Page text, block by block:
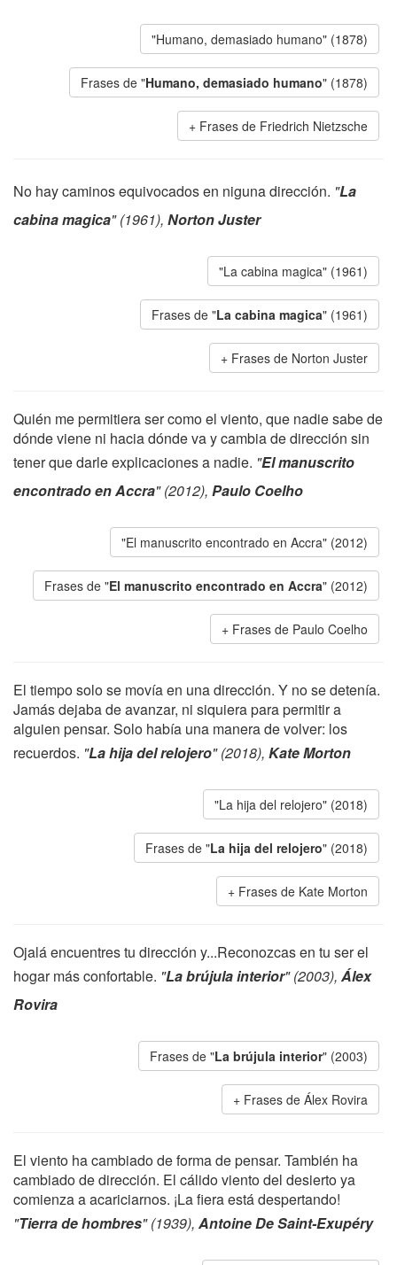
"Humano, demasiado humano" (1878)
Frases de "Humano, demasiado humano" (1878)
Frases de Friedrich Nietzsche
No hay caminos equivocados en niguna dirección. "La
cabina magica" (1961), Norton Juster
"La cabina magica" (1961)
Frases de "La cabina magica" (1961)
Frases de Norton Juster
Quién me permitiera ser como el viento, que nadie sabe de
dónde viene ni hacia dónde va y cambia de dirección sin
tener que darle explicaciones a nadie. "El manuscrito
encontrado en Accra" (2012), Paulo Coelho
"El manuscrito encontrado en Accra" (2012)
Frases de "El manuscrito encontrado en Accra" (2012)
Frases de Paulo Coelho
El tiempo solo se movía en una dirección. Y no se detenía.
Jamás dejaba de avanzar, ni siquiera para permitir a
alguien pensar. Solo había una manera de volver: los
recuerdos. "La hija del relojero" (2018), Kate Morton
"La hija del relojero" (2018)
Frases de "La hija del relojero" (2018)
Frases de Kate Morton
Ojalá encuentres tu dirección y...Reconozcas en tu ser el
hogar más confortable. "La brújula interior" (2003), Álex
Rovira
Frases de "La brújula interior" (2003)
Frases de Álex Rovira
El viento ha cambiado de forma de pensar. También ha
cambiado de dirección. El cálido viento del desierto ya
comienza a acariciarnos. ¡La fiera está despertando!
"Tierra de hombres" (1939), Antoine De Saint-Exupéry